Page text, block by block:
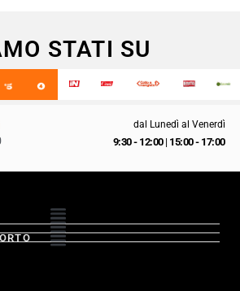
STATI SU
dal Lunedì al Venerdì
9:30 - 12:00| 15:00 - 17:00